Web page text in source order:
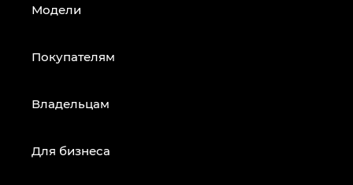
Модели
Покупателям
Владельцам
Для бизнеса